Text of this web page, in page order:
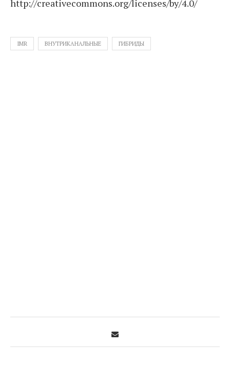
http://creativecommons.org/licenses/by/4.0/
IMR ВНУТРИКАНАЛЬНЫЕ ГИБРИДЫ